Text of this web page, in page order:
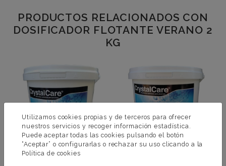
PRODUCTOS RELACIONADOS CON
DOSIFICADOR FLOTANTE VERANO 2
KG
Utilizamos cookies propias y de terceros para ofrecer
nuestros servicios y recoger información estadística.
Puede aceptar todas las cookies pulsando el botón
“Aceptar” o configurarlas o rechazar su uso clicando a la
Política de cookies